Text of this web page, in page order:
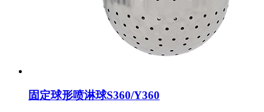
固定球形喷淋球S360/Y360